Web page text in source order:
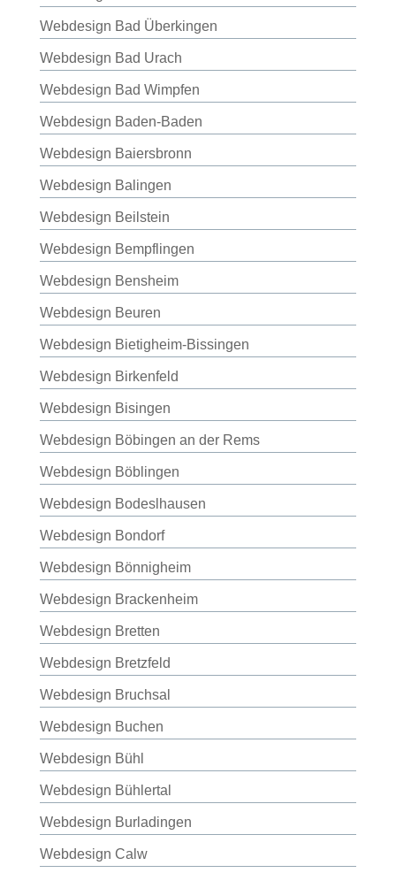
Webdesign Bad Überkingen
Webdesign Bad Urach
Webdesign Bad Wimpfen
Webdesign Baden-Baden
Webdesign Baiersbronn
Webdesign Balingen
Webdesign Beilstein
Webdesign Bempflingen
Webdesign Bensheim
Webdesign Beuren
Webdesign Bietigheim-Bissingen
Webdesign Birkenfeld
Webdesign Bisingen
Webdesign Böbingen an der Rems
Webdesign Böblingen
Webdesign Bodeslhausen
Webdesign Bondorf
Webdesign Bönnigheim
Webdesign Brackenheim
Webdesign Bretten
Webdesign Bretzfeld
Webdesign Bruchsal
Webdesign Buchen
Webdesign Bühl
Webdesign Bühlertal
Webdesign Burladingen
Webdesign Calw